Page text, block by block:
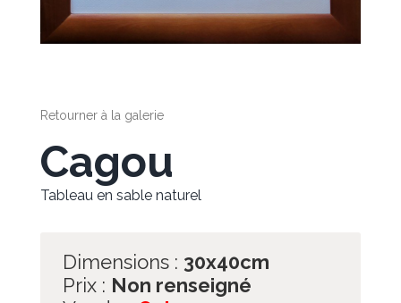
Retourner à la galerie
Cagou
Tableau en sable naturel
Dimensions : 30x40cm
Prix : Non renseigné